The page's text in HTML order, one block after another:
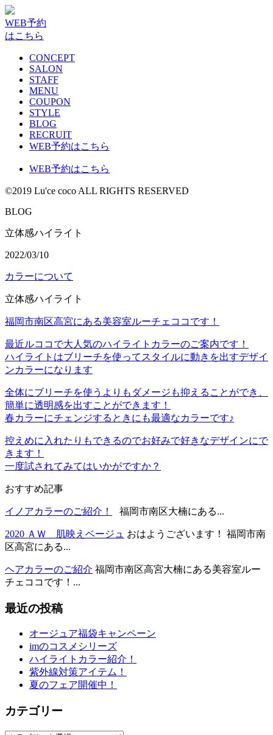
WEB予約
はこちら
CONCEPT
SALON
STAFF
MENU
COUPON
STYLE
BLOG
RECRUIT
WEB予約はこちら
WEB予約はこちら
©2019 Lu'ce coco ALL RIGHTS RESERVED
BLOG
立体感ハイライト
2022/03/10
カラーについて
立体感ハイライト
福岡市南区高宮にある美容室ルーチェココです！
最近ルココで大人気のハイライトカラーのご案内です！
ハイライトはブリーチを使ってスタイルに動きを出すデザイ
ンカラーになります
全体にブリーチを使うよりもダメージも抑えることができ、
簡単に透明感を出すことができます！
春カラーにチェンジするときにも最適なカラーです♪
控えめに入れたりもできるのでお好みで好きなデザインにで
きます！
一度試されてみてはいかがですか？
おすすめ記事
イノアカラーのご紹介！ 福岡市南区大楠にある...
2020 ＡＷ 肌映えベージュ おはようございます！ 福岡市南
区高宮にある...
ヘアカラーのご紹介 福岡市南区高宮大楠にある美容室ルー
チェココです！...
最近の投稿
オージュア福袋キャンペーン
imのコスメシリーズ
ハイライトカラー紹介！
紫外線対策アイテム！
夏のフェア開催中！
カテゴリー